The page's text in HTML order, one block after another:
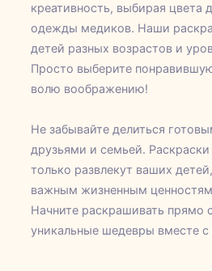
креативность, выбирая цвета
одежды медиков. Наши
детей разных возрастов и
Просто выберите
волю воображению!
Не забывайте делиться
друзьями и семьей.
только развлекут ваших
важным жизненным
Начните раскрашивать прямо
уникальные шедевры вместе с